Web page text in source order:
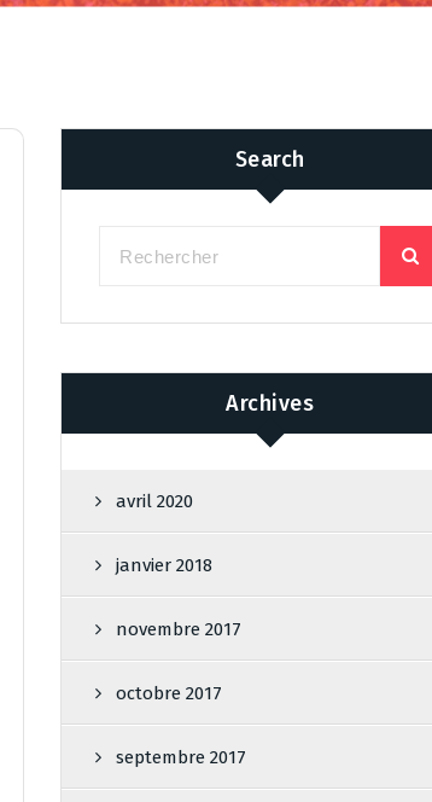
Search
Archives
avril 2020
janvier 2018
novembre 2017
octobre 2017
septembre 2017